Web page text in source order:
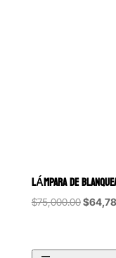
LÁMPARA DE
$75,000.00Original
$